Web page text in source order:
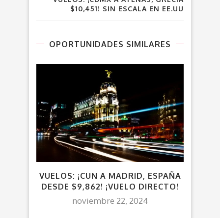
$10,451! SIN ESCALA EN EE.UU
OPORTUNIDADES SIMILARES
VUELOS: ¡CUN A MADRID, ESPAÑA
DESDE $9,862! ¡VUELO DIRECTO!
noviembre 22, 2024